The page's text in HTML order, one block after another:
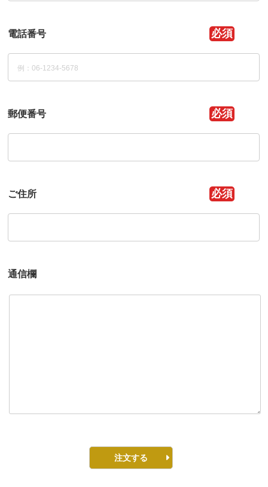
電話番号 必須
郵便番号 必須
ご住所 必須
通信欄
注文する